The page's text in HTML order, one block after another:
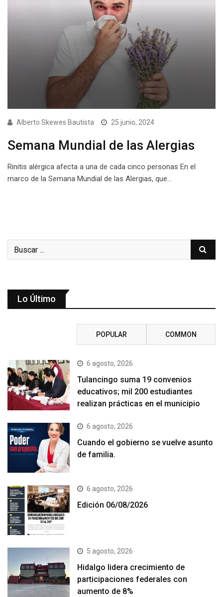
Alberto Skewes Bautista 25 junio, 2024
Semana Mundial de las Alergias
Rinitis alérgica afecta a una de cada cinco personas En el
marco de la Semana Mundial de las Alergias, que…
Lo Último
POPULAR COMMON
6 agosto, 2026
Tulancingo suma 19 convenios
educativos; mil 200 estudiantes
realizan prácticas en el municipio
6 agosto, 2026
Cuando el gobierno se vuelve asunto
de familia.
6 agosto, 2026
Edición 06/08/2026
5 agosto, 2026
Hidalgo lidera crecimiento de
participaciones federales con
aumento de 8%